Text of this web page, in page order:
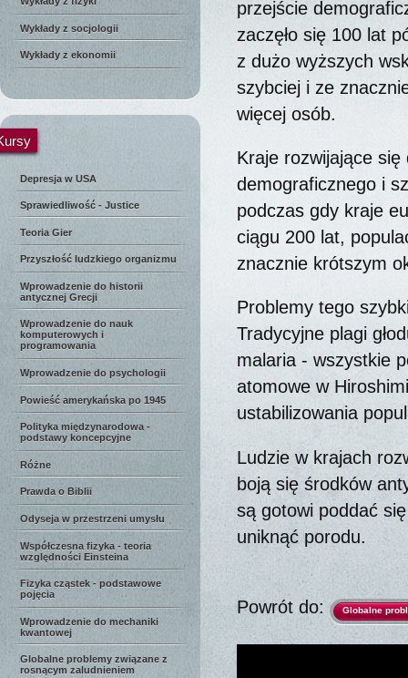
Wykłady z socjologii
Wykłady z ekonomii
Depresja w USA
Sprawiedliwość - Justice
Teoria Gier
Przyszłość ludzkiego organizmu
Wprowadzenie do historii
antycznej Grecji
Wprowadzenie do nauk
komputerowych i
programowania
Wprowadzenie do psychologii
Powieść amerykańska po 1945
Polityka międzynarodowa -
podstawy koncepcyjne
Różne
Prawda o Biblii
Odyseja w przestrzeni umysłu
Współczesna fizyka - teoria
względności Einsteina
Fizyka cząstek - podstawowe
pojęcia
Wprowadzenie do mechaniki
kwantowej
Globalne problemy związane z
rosnącym zaludnieniem
przejście
zaczęło się 100 lat
z dużo wyższych
szybciej i ze
więcej osób.
Kraje rozwijające się
demograficznego i
podczas gdy kraje
ciągu 200 lat,
znacznie krótszym
Problemy tego
Tradycyjne plagi
malaria - wszystkie
atomowe w
ustabilizowania
Ludzie w krajach
boją się środków
są gotowi poddać
uniknąć porodu.
Powrót do: Globalne